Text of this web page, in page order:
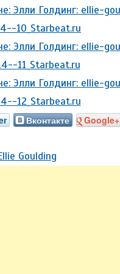
Вконтакте Google+
Goulding